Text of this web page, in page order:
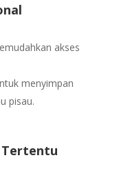
akses
menyimpan
pisau.
Tertentu